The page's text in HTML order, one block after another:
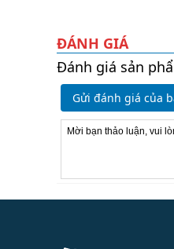
ĐÁNH GIÁ
Đánh giá sản
Gửi đánh giá của